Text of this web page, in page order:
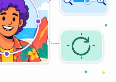
do pobrania
JPG nie ma
każdy
biały.
i zwraca JPG
się uczyć